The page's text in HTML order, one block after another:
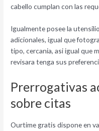
cabello cumplan con las
Igualmente posee la
adicionales, igual que
tipo, cercania, asi­ igual que
revisara tenga sus
Prerrogativas
sobre citas
Ourtime gratis dispone en